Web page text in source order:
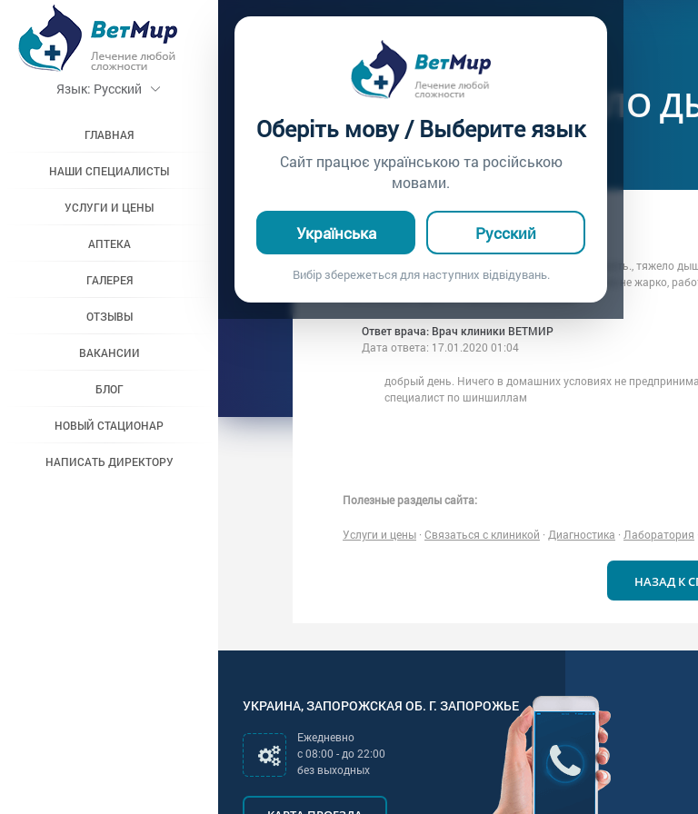
Оберіть мову / Выберите язык
Сайт працює українською та російською
мовами.
Українська Русский
Вибір збережеться для наступних відвідувань.
Язык: Русский
ГЛАВНАЯ
НАШИ СПЕЦИАЛИСТЫ
УСЛУГИ И ЦЕНЫ
АПТЕКА
ГАЛЕРЕЯ
ОТЗЫВЫ
ВАКАНСИИ
БЛОГ
НОВЫЙ СТАЦИОНАР
НАПИСАТЬ ДИРЕКТОРУ
Вопросы врачу /
ШИНШИЛЛА ТЯЖЕЛО
Вопрос врачу №126
Вопрос владельца: Анна
Дата вопроса:
17.01.2020 01:04
Добрый день,подскажите шиншилле плохо, что делать., тяжело
двигается, очень похудел, вопрос что делать, в доме не жарко,
Ответ врача: Врач клиники ВЕТМИР
Дата ответа: 17.01.2020 01:04
добрый день. Ничего в домашних условиях не
специалист по шиншиллам
Полезные разделы сайта:
Услуги и цены · Связаться с клиникой · Диагностика · Лаборатория
НАЗАД К
УКРАИНА,ЗАПОРОЖСКАЯ ОБ. Г. ЗАПОРОЖЬЕ
Ежедневно
с08:00 - до22:00
без выходных